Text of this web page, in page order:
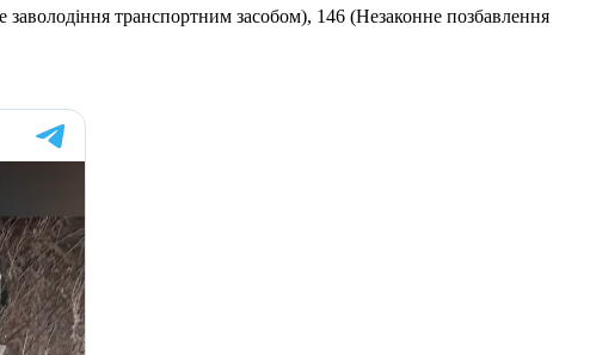
транспортним засобом), 146 (Незаконне позбавлення